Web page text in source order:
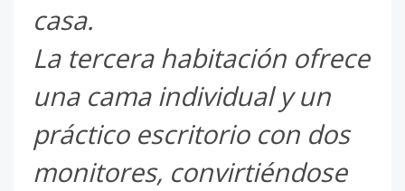
casa.
La tercera habitación ofrece
una cama individual y un
práctico escritorio con dos
monitores, convirtiéndose